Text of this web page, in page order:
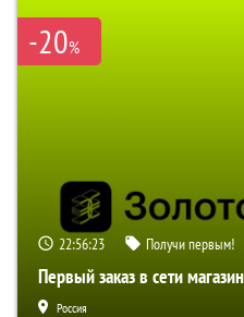
-20%
22:56:22 Получи первым!
Первый заказ в сети
Россия